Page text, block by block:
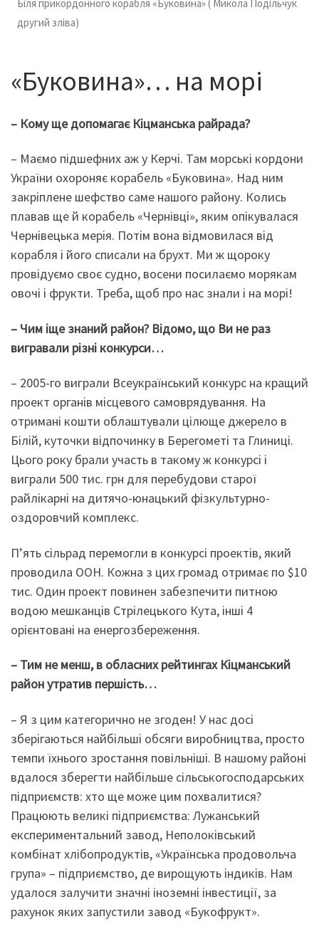
Біля прикордонного корабля «Буковина» ( Микола Подільчук
другий зліва)
«Буковина»… на морі
– Кому ще допомагає Кіцманська райрада?
– Маємо підшефних аж у Керчі. Там морські кордони
України охороняє корабель «Буковина». Над ним
закріплене шефство саме нашого району. Колись
плавав ще й корабель «Чернівці», яким опікувалася
Чернівецька мерія. Потім вона відмовилася від
корабля і його списали на брухт. Ми ж щороку
провідуємо своє судно, восени посилаємо морякам
овочі і фрукти. Треба, щоб про нас знали і на морі!
– Чим іще знаний район? Відомо, що Ви не раз
вигравали різні конкурси…
– 2005-го виграли Всеукраїнський конкурс на кращий
проект органів місцевого самоврядування. На
отримані кошти облаштували цілюще джерело в
Білій, куточки відпочинку в Берегометі та Глиниці.
Цього року брали участь в такому ж конкурсі і
виграли 500 тис. грн для перебудови старої
райлікарні на дитячо-юнацький фізкультурно-
оздоровчий комплекс.
П’ять сільрад перемогли в конкурсі проектів, який
проводила ООН. Кожна з цих громад отримає по $10
тис. Один проект повинен забезпечити питною
водою мешканців Стрілецького Кута, інші 4
орієнтовані на енергозбереження.
– Тим не менш, в обласних рейтингах Кіцманський
район утратив першість…
– Я з цим категорично не згоден! У нас досі
зберігаються найбільші обсяги виробництва, просто
темпи їхнього зростання повільніші. В нашому районі
вдалося зберегти найбільше сільськогосподарських
підприємств: хто ще може цим похвалитися?
Працюють великі підприємства: Лужанський
експериментальний завод, Неполоківський
комбінат хлібопродуктів, «Українська продовольча
група» – підприємство, де вирощують індиків. Нам
удалося залучити значні іноземні інвестиції, за
рахунок яких запустили завод «Букофрукт».